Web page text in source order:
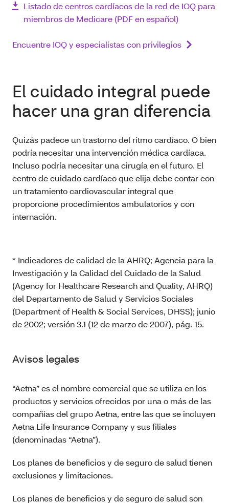
Listado de centros cardíacos de la red de IOQ para
miembros de Medicare (PDF en español)
Encuentre IOQ y especialistas con privilegios
El cuidado integral puede
hacer una gran diferencia
Quizás padece un trastorno del ritmo cardíaco. O bien
podría necesitar una intervención médica cardíaca.
Incluso podría necesitar una cirugía en el futuro. El
centro de cuidado cardíaco que elija debe contar con
un tratamiento cardiovascular integral que
proporcione procedimientos ambulatorios y con
internación.
* Indicadores de calidad de la AHRQ; Agencia para la
Investigación y la Calidad del Cuidado de la Salud
(Agency for Healthcare Research and Quality, AHRQ)
del Departamento de Salud y Servicios Sociales
(Department of Health & Social Services, DHSS); junio
de 2002; versión 3.1 (12 de marzo de 2007), pág. 15.
Avisos legales
“Aetna” es el nombre comercial que se utiliza en los
productos y servicios ofrecidos por una o más de las
compañías del grupo Aetna, entre las que se incluyen
Aetna Life Insurance Company y sus filiales
(denominadas “Aetna”).
Los planes de beneficios y de seguro de salud tienen
exclusiones y limitaciones.
Los planes de beneficios y de seguro de salud son